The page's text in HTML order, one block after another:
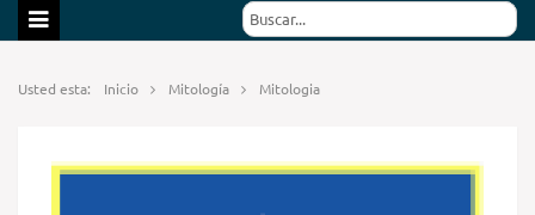
Usted esta: Inicio Mitología Mitologia